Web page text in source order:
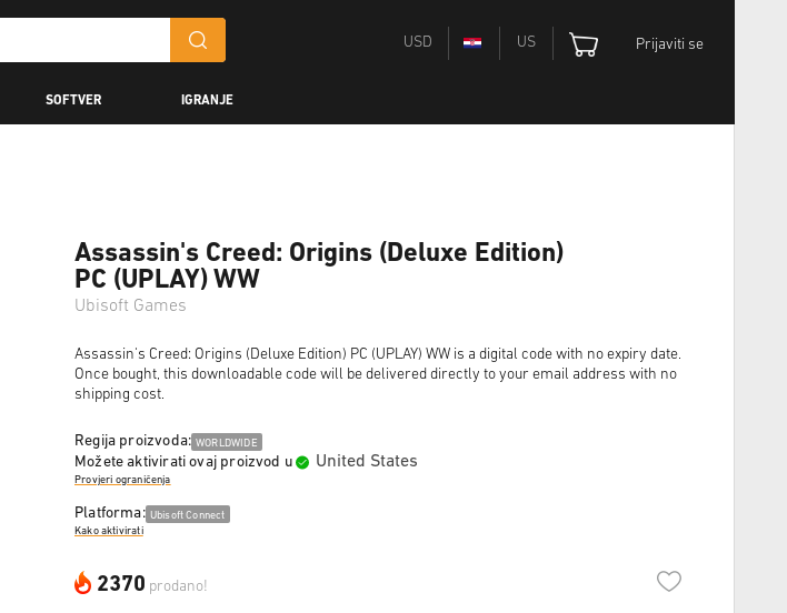
USD US Prijaviti se
SOFTVER IGRANJE
Assassin's Creed: Origins (Deluxe Edition)
PC (UPLAY) WW
Ubisoft Games
Assassin's Creed: Origins (Deluxe Edition) PC (UPLAY) WW is a digital code with no expiry date.
Once bought, this downloadable code will be delivered directly to your email address with no
shipping cost.
Regija proizvoda: WORLDWIDE
Možete aktivirati ovaj proizvod u United States
Provjeri ograničenja
Platforma: Ubisoft Connect
Kako aktivirati
2370 prodano!